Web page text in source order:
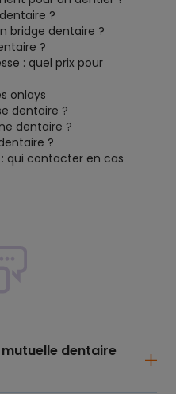
?
bridge dentaire ?
?
: quel prix pour
onlays
dentaire ?
dentaire ?
?
qui contacter en cas
dentaire